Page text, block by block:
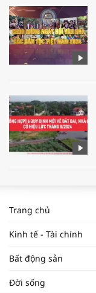
Trang chủ
Kinh tế - Tài chính
Bất động sản
Đời sống